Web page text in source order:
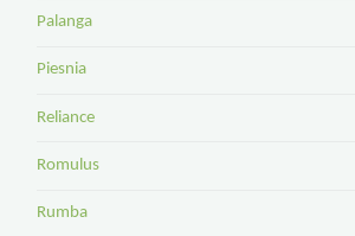
Palanga
Piesnia
Reliance
Romulus
Rumba